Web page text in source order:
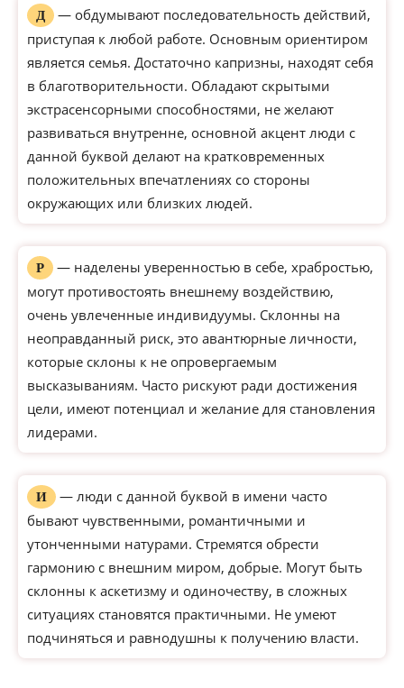
Д
— обдумывают последовательность действий,
приступая к любой работе. Основным ориентиром
является семья. Достаточно капризны, находят себя
в благотворительности. Обладают скрытыми
экстрасенсорными способностями, не желают
развиваться внутренне, основной акцент люди с
данной буквой делают на кратковременных
положительных впечатлениях со стороны
окружающих или близких людей.
Р
— наделены уверенностью в себе, храбростью,
могут противостоять внешнему воздействию,
очень увлеченные индивидуумы. Склонны на
неоправданный риск, это авантюрные личности,
которые склоны к не опровергаемым
высказываниям. Часто рискуют ради достижения
цели, имеют потенциал и желание для становления
лидерами.
И
— люди с данной буквой в имени часто
бывают чувственными, романтичными и
утонченными натурами. Стремятся обрести
гармонию с внешним миром, добрые. Могут быть
склонны к аскетизму и одиночеству, в сложных
ситуациях становятся практичными. Не умеют
подчиняться и равнодушны к получению власти.